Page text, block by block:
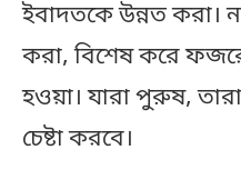
ইবাদতকে উন্নত
করা, বিশেষ করে
হওয়া। যারা পুরুষ,
চেষ্টা করবে।